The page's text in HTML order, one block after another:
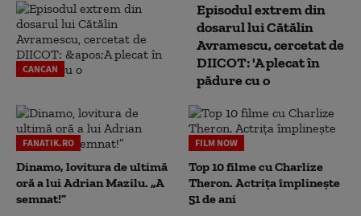
CANCAN
Episodul extrem din
dosarul lui Cătălin
Avramescu, cercetat de
DIICOT: 'A plecat în
pădure cu o
FANATIK.RO
Dinamo, lovitura de ultimă
oră a lui Adrian Mazilu. „A
semnat!”
FILM NOW
Top 10 filme cu Charlize
Theron. Actrița împlinește
51 de ani